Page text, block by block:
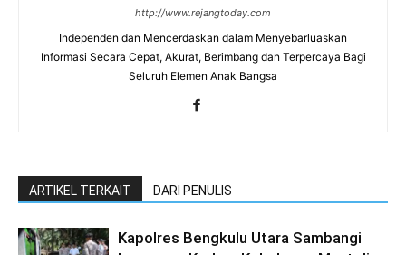
http://www.rejangtoday.com
Independen dan Mencerdaskan dalam Menyebarluaskan
Informasi Secara Cepat, Akurat, Berimbang dan Terpercaya Bagi
Seluruh Elemen Anak Bangsa
ARTIKEL TERKAIT DARI PENULIS
Kapolres Bengkulu Utara Sambangi